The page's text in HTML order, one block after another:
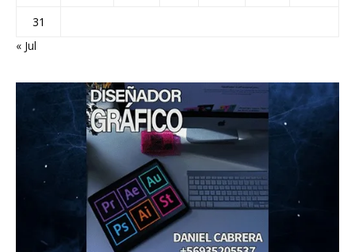
31
« Jul